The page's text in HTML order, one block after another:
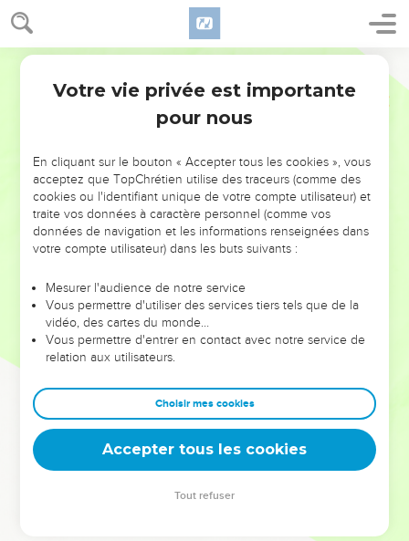
NE MANQUEZ PAS L’ÉVÉNEMENT
DE L’ANNÉE !
ET SI LEURS ERREURS POUVAIENT VOUS ÉVITER LES
VOTRES ?
leur foi ou leur vision. Mais on voit moins les doutes, les erreurs
et les saisons difficiles qu'ils ont traversés, alors même que ce
sont elles qui les ont façonnés.
Dans cette conférence, leaders, entrepreneurs, et responsables
clés pour avancer avec plus de sagesse afin que leurs erreurs
deviennent vos tremplins. Que vous guidiez un ministère, une
équipe, un groupe ou une famille, leur expérience est faite
Votre vie privée est importante
pour nous
En cliquant sur le bouton « Accepter tous les cookies », vous
acceptez que TopChrétien utilise des traceurs (comme des
cookies ou l'identifiant unique de votre compte utilisateur) et
traite vos données à caractère personnel (comme vos
données de navigation et les informations renseignées dans
votre compte utilisateur) dans les buts suivants :
Mesurer l'audience de notre service
Vous permettre d'utiliser des services tiers tels que de la
vidéo, des cartes du monde…
Vous permettre d'entrer en contact avec notre service de
relation aux utilisateurs.
Choisir mes cookies
Accepter tous les cookies
Tout refuser